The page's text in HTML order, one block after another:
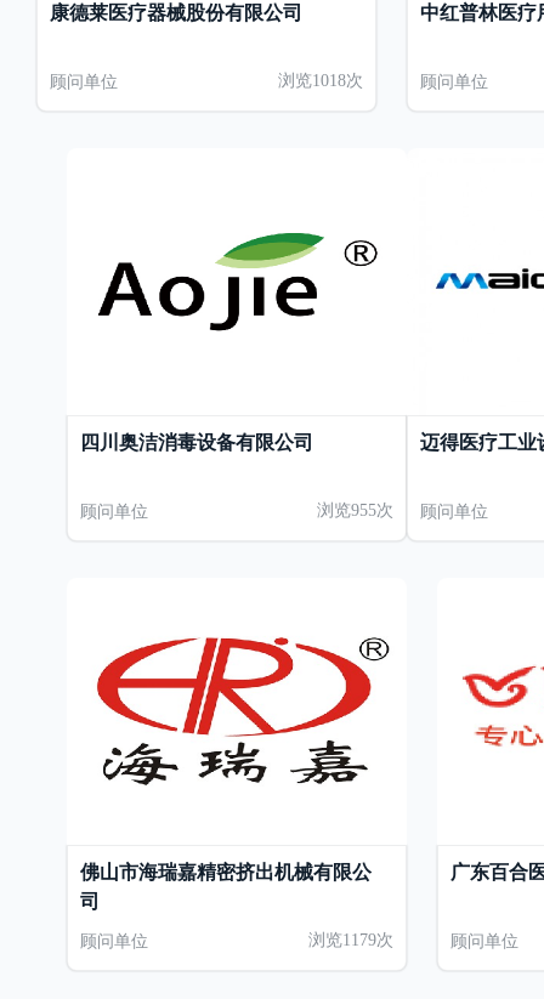
康德莱医疗器械股份有限公司
顾问单位 浏览1018次
中红普林医疗
顾问单位
四川奥洁消毒设备有限公司
顾问单位 浏览955次
迈得医疗工业
顾问单位
佛山市海瑞嘉精密挤出机械有限公
司
顾问单位 浏览1179次
广东百合
顾问单位